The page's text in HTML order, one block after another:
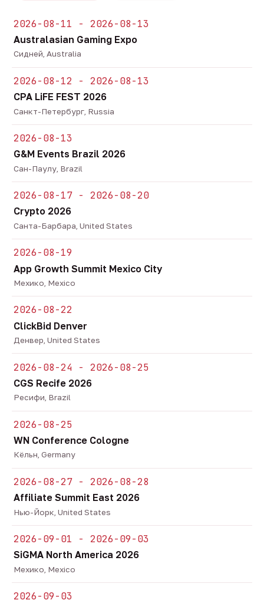
2026-08-11 - 2026-08-13
Australasian Gaming Expo
Сидней, Australia
2026-08-12 - 2026-08-13
CPA LiFE FEST 2026
Санкт-Петербург, Russia
2026-08-13
G&M Events Brazil 2026
Сан-Паулу, Brazil
2026-08-17 - 2026-08-20
Crypto 2026
Санта-Барбара, United States
2026-08-19
App Growth Summit Mexico City
Мехико, Mexico
2026-08-22
ClickBid Denver
Денвер, United States
2026-08-24 - 2026-08-25
CGS Recife 2026
Ресифи, Brazil
2026-08-25
WN Conference Cologne
Кёльн, Germany
2026-08-27 - 2026-08-28
Affiliate Summit East 2026
Нью-Йорк, United States
2026-09-01 - 2026-09-03
SiGMA North America 2026
Мехико, Mexico
2026-09-03